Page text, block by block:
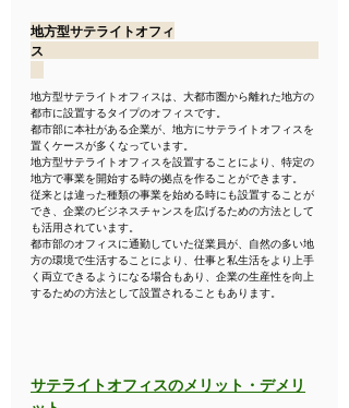
地方型サテライトオフィ
ス
地方型サテライトオフィスは、大都市圏から離れた地方の
都市に設置するタイプのオフィスです。
都市部に本社がある企業が、地方にサテライトオフィスを
置くケースが多くなっています。
地方型サテライトオフィスを設置することにより、特定の
地方で事業を開始する時の拠点を作ることができます。
従来とは違った種類の事業を始める時にも設置することが
でき、企業のビジネスチャンスを広げるための方法として
も活用されています。
都市部のオフィスに通勤していた従業員が、自然の多い地
方の環境で生活することにより、仕事と私生活をより上手
く両立できるようになる場合もあり、企業の生産性を向上
するための方法として設置されることもあります。
サテライトオフィスのメリット・デメリ